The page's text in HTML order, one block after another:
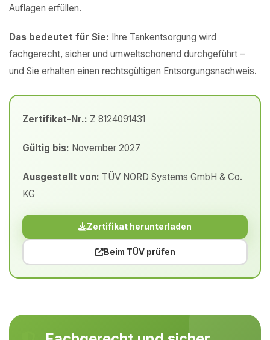
Auflagen erfüllen.
Das bedeutet für Sie: Ihre Tankentsorgung wird
fachgerecht, sicher und umweltschonend durchgeführt –
und Sie erhalten einen rechtsgültigen Entsorgungsnachweis.
Zertifikat-Nr.: Z 8124091431
Gültig bis: November 2027
Ausgestellt von: TÜV NORD Systems GmbH & Co.
KG
Zertifikat herunterladen
Beim TÜV prüfen